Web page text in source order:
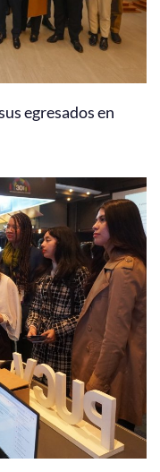
egresados en